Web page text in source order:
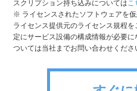
スクリプション持ち込みについてはこ
※ ライセンスされたソフトウェアを
ライセンス提供元のライセンス規程
定にサービス設備の構成情報が必要
ついては当社までお問い合わせくださ